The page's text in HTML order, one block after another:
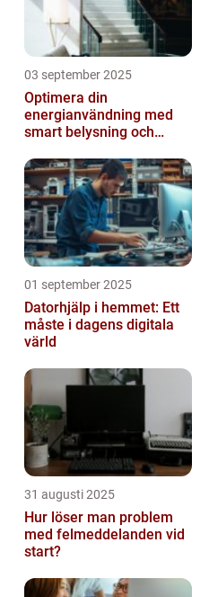
03 september 2025
Optimera din
energianvändning med
smart belysning och
01 september 2025
Datorhjälp i hemmet: Ett
måste i dagens digitala
värld
31 augusti 2025
Hur löser man problem
med felmeddelanden vid
start?